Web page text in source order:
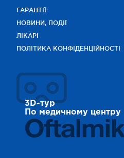
ГАРАНТІЇ
НОВИНИ, ПОДІЇ
ЛІКАРІ
ПОЛІТИКА КОНФІДЕНЦІЙНОСТІ
3D-тур
По медичному центру